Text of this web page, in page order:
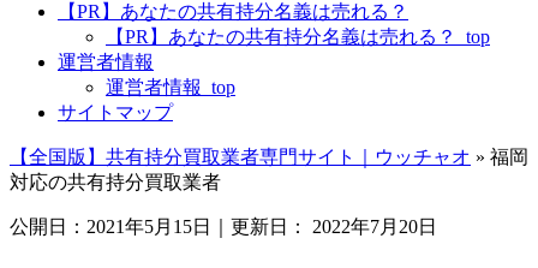
【PR】あなたの共有持分名義は売れる？
【PR】あなたの共有持分名義は売れる？_top
運営者情報
運営者情報_top
サイトマップ
【全国版】共有持分買取業者専門サイト｜ウッチャオ » 福岡
対応の共有持分買取業者
公開日： 2021年5月15日 ｜更新日： 2022年7月20日